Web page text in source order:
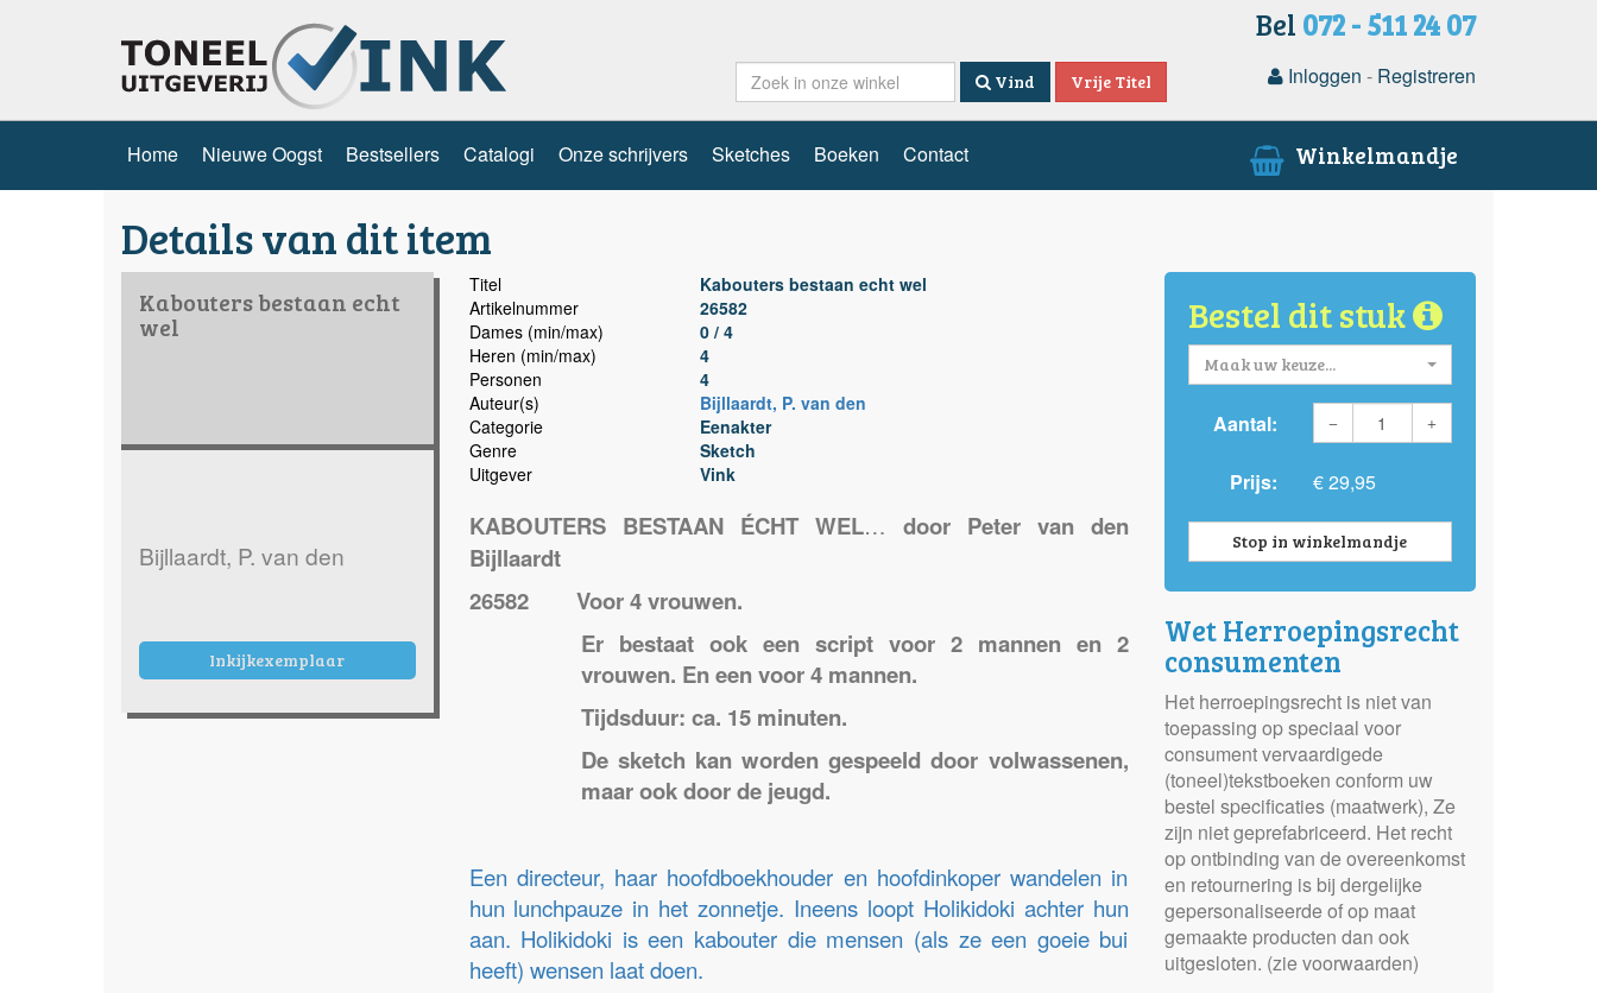
Bel 072 - 511 24 07
Vind Vrije Titel Inloggen - Registreren
Home Nieuwe Oogst Bestsellers Catalogi Onze schrijvers Sketches Boeken Contact Winkelmandje
Details van dit item
Kabouters bestaan echt
wel
Bijllaardt, P. van den
Inkijkexemplaar
Titel
Kabouters bestaan echt wel
Artikelnummer
26582
Dames (min/max)
0 / 4
Heren (min/max)
4
Personen
4
Auteur(s)
Bijllaardt, P. van den
Categorie
Eenakter
Genre
Sketch
Uitgever
Vink
KABOUTERS BESTAAN ÉCHT WEL… door Peter van den
Bijllaardt
26582 Voor 4 vrouwen.
Er bestaat ook een script voor 2 mannen en 2
vrouwen. En een voor 4 mannen.
Tijdsduur: ca. 15 minuten.
De sketch kan worden gespeeld door volwassenen,
maar ook door de jeugd.
Een directeur, haar hoofdboekhouder en hoofdinkoper wandelen in
hun lunchpauze in het zonnetje. Ineens loopt Holikidoki achter hun
aan. Holikidoki is een kabouter die mensen (als ze een goeie bui
heeft) wensen laat doen.
Bestel dit stuk
Maak uw keuze...
Aantal:
Prijs: € 29,95
Stop in winkelmandje
Wet Herroepingsrecht
consumenten
Het herroepingsrecht is niet van
toepassing op speciaal voor
consument vervaardigede
(toneel)tekstboeken conform uw
bestel specificaties (maatwerk), Ze
zijn niet geprefabriceerd. Het recht
op ontbinding van de overeenkomst
en retournering is bij dergelijke
gepersonaliseerde of op maat
gemaakte producten dan ook
uitgesloten. (zie voorwaarden)